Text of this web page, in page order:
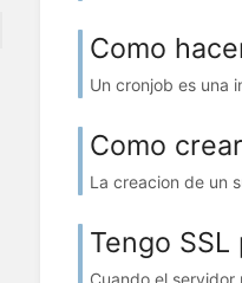
Como
Un cronjob es una
Como
La creacion de un
Tengo